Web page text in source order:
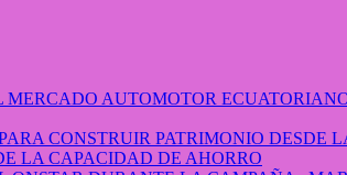
LA CAPACIDAD DE AHORRO